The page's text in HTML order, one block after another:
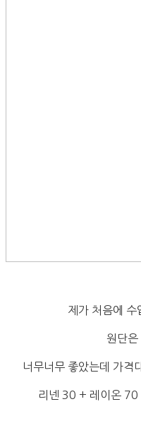
제가 처음에 수
원단
너무너무 좋았는데 가격
리넨 30 + 레이온 70